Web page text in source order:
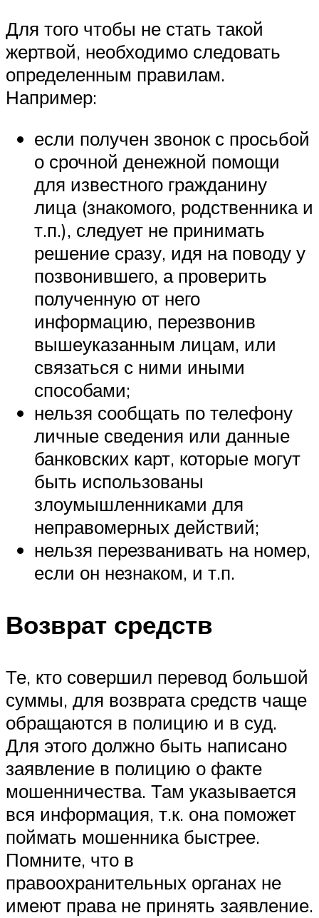
Для того чтобы не стать такой
жертвой, необходимо следовать
определенным правилам.
Например:
если получен звонок с просьбой
о срочной денежной помощи
для известного гражданину
лица (знакомого, родственника и
т.п.), следует не принимать
решение сразу, идя на поводу у
позвонившего, а проверить
полученную от него
информацию, перезвонив
вышеуказанным лицам, или
связаться с ними иными
способами;
нельзя сообщать по телефону
личные сведения или данные
банковских карт, которые могут
быть использованы
злоумышленниками для
неправомерных действий;
нельзя перезванивать на номер,
если он незнаком, и т.п.
Возврат средств
Те, кто совершил перевод большой
суммы, для возврата средств чаще
обращаются в полицию и в суд.
Для этого должно быть написано
заявление в полицию о факте
мошенничества. Там указывается
вся информация, т.к. она поможет
поймать мошенника быстрее.
Помните, что в
правоохранительных органах не
имеют права не принять заявление.